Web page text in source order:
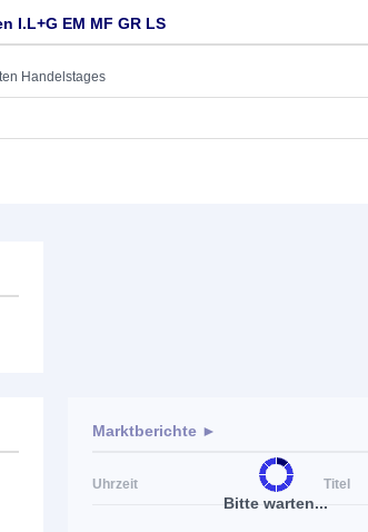
I.L+G EM MF GR LS
Handelstages
Bitte warten...
Marktberichte ►
Uhrzeit Titel